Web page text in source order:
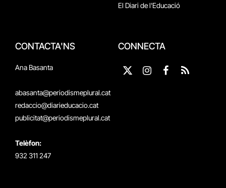
El Diari de l'Educació
CONTACTA'NS
Ana Basanta
abasanta@periodismeplural.cat
redaccio@diarieducacio.cat
publicitat@periodismeplural.cat
Telèfon:
932 311 247
CONNECTA
X
Instagram
Facebook
RSS